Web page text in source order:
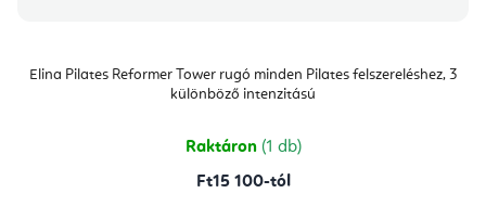
Elina Pilates Reformer Tower rugó minden Pilates felszereléshez, 3
különböző intenzitású
Raktáron (1 db)
Ft15 100-tól